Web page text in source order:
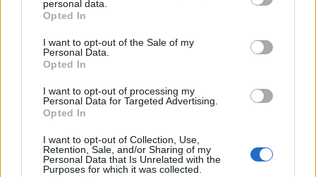
personal data.
Opted In
I want to opt-out of the Sale of my
Personal Data.
Opted In
I want to opt-out of processing my
Personal Data for Targeted Advertising.
Opted In
I want to opt-out of Collection, Use,
Retention, Sale, and/or Sharing of my
Personal Data that Is Unrelated with the
Purposes for which it was collected.
Η Open Secure AI Alliance θέτει το SAFE σε δημόσια
διαβούλευση
Η επενδυτική κούρσα στην AI ξεπερνά το ένα τρισ.
Δύναμη – Ενέργεια – Ηypercomputing: Η Ελλάδα αποκτά
υποδομές και μεγαλύτερες φιλοδοξίες! [Weekly Telecom]
Η Cosmote Telekom στους Europe’s Climate Leaders των
Financial Times για 4η συνεχόμενη χρονιά
Η επιστροφή που δεν έγινε